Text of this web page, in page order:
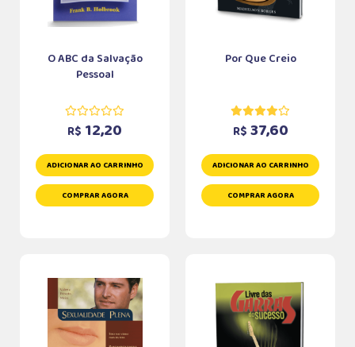
O ABC da Salvação
Pessoal
R$ 12,20
ADICIONAR AO CARRINHO
COMPRAR AGORA
Por Que Creio
R$ 37,60
ADICIONAR AO CARRINHO
COMPRAR AGORA